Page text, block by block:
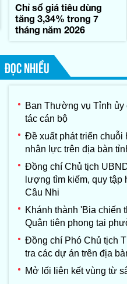
Chỉ số giá tiêu dùng
tăng 3,34% trong 7
tháng năm 2026
ĐỌC NHIỀU
Ban Thường vụ Tỉnh ủy
tác cán bộ
Đề xuất phát triển chuỗi
nhân lực trên địa bàn
Đồng chí Chủ tịch
lượng tìm kiếm, quy
Câu Nhi
Khánh thành 'Bia chiến
Quân tiên phong tại
Đồng chí Phó Chủ tịch
tra các dự án trên địa
Mở lối liên kết vùng từ